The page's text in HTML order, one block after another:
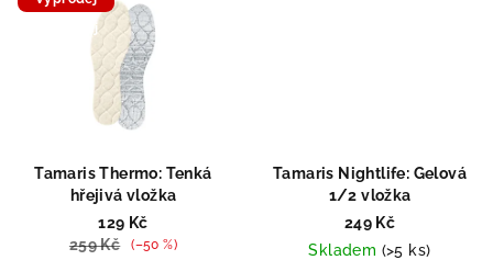
Doprodej
Tamaris Thermo: Tenká
hřejivá vložka
129 Kč
259 Kč
(–50 %)
Tamaris Nightlife: Gelová
1/2 vložka
249 Kč
Skladem (>5 ks)